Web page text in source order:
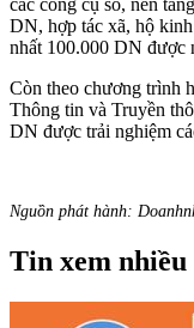
DN, hợp tác xã, hộ
nhất 100.000 DN được
Còn theo chương trình
Thông tin và Truyền
DN được trải nghiệm
Nguồn phát hành:
Tin xem nhiều